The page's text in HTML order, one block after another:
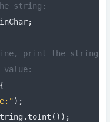
string:
inChar;
print the string,
{
);
. toInt ());